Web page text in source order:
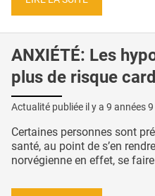
ANXIÉTÉ: Les
plus de risque
Actualité publiée il y a 9 années
Certaines personnes sont
santé, au point de s’en
norvégienne en effet, se